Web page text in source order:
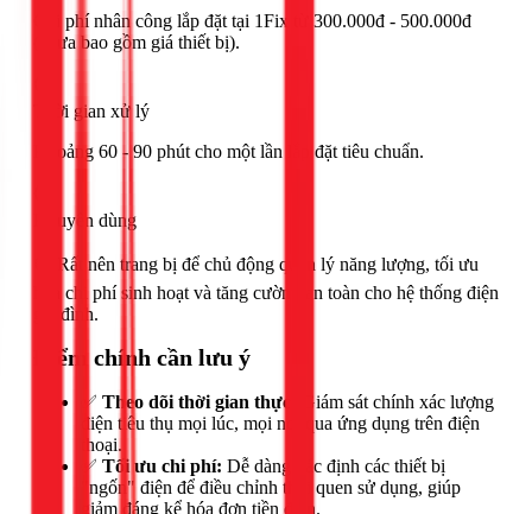
Chi phí nhân công lắp đặt tại 1Fix từ 300.000đ - 500.000đ
(chưa bao gồm giá thiết bị).
Thời gian xử lý
Khoảng 60 - 90 phút cho một lần lắp đặt tiêu chuẩn.
Khuyên dùng
🟢 Rất nên trang bị để chủ động quản lý năng lượng, tối ưu
hóa chi phí sinh hoạt và tăng cường an toàn cho hệ thống điện
gia đình.
Điểm chính cần lưu ý
✅ Theo dõi thời gian thực:
Giám sát chính xác lượng
điện tiêu thụ mọi lúc, mọi nơi qua ứng dụng trên điện
thoại.
✅ Tối ưu chi phí: Dễ dàng xác định các thiết bị
"ngốn" điện để điều chỉnh thói quen sử dụng, giúp
giảm đáng kể hóa đơn tiền điện.